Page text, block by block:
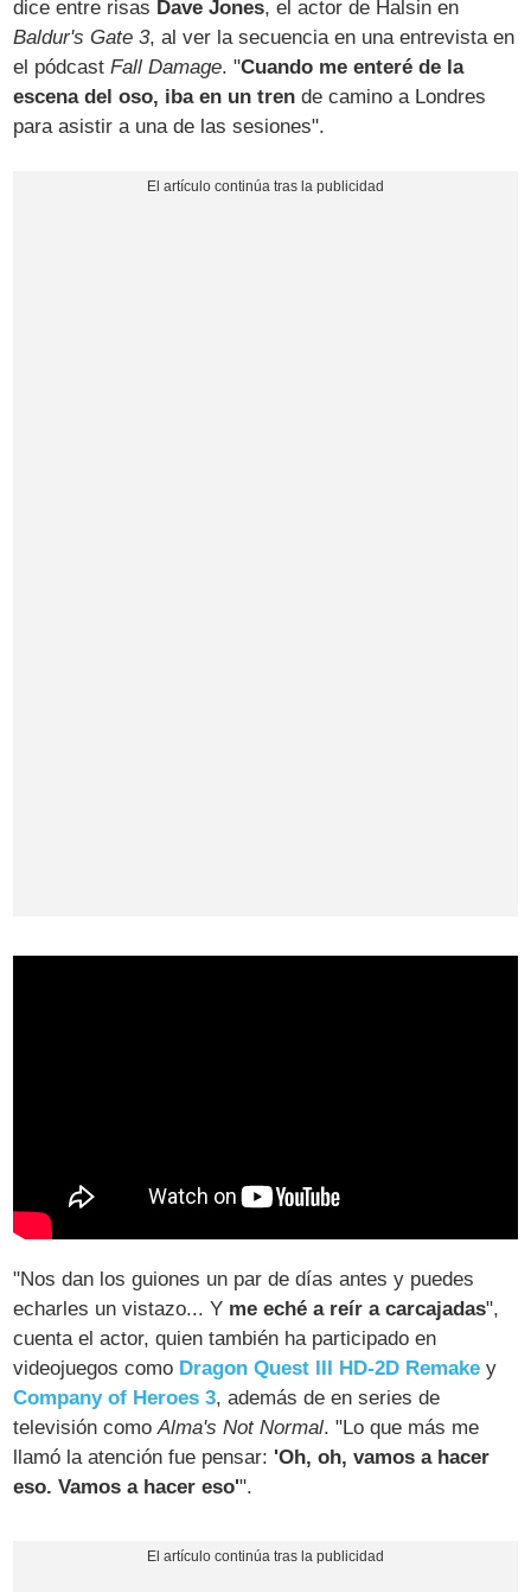
dice entre risas Dave Jones, el actor de Halsin en
Baldur's Gate 3, al ver la secuencia en una entrevista en
el pódcastFall Damage. "Cuando me enteré de la
escena del oso, iba en un tren de camino a Londres
para asistir a una de las sesiones".
"Nos dan los guiones un par de días antes y puedes
echarles un vistazo... Y me eché a reír a carcajadas",
cuenta el actor, quien también ha participado en
videojuegos como Dragon Quest III HD-2D Remake y
Company of Heroes 3, además de en series de
televisión comoAlma's Not Normal. "Lo que más me
llamó la atención fue pensar: 'Oh, oh, vamos a hacer
eso. Vamos a hacer eso'".